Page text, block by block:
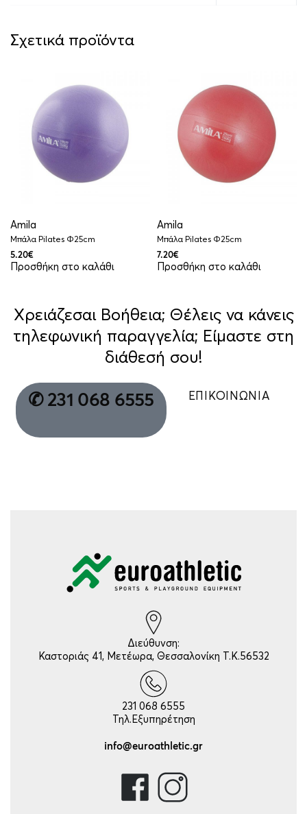
Σχετικά προϊόντα
Amila
Μπάλα Pilates Φ25cm
5.20€
Προσθήκη στο καλάθι
Amila
Μπάλα Pilates Φ25cm
7.20€
Προσθήκη στο καλάθι
Χρειάζεσαι Βοήθεια; Θέλεις να κάνεις
τηλεφωνική παραγγελία; Είμαστε στη
διάθεσή σου!
✆ 231 068 6555 ΕΠΙΚΟΙΝΩΝΙΑ
Διεύθυνση:
Καστοριάς 41, Μετέωρα, Θεσσαλονίκη Τ.Κ.56532
231 068 6555
Τηλ.Εξυπηρέτηση
info@euroathletic.gr